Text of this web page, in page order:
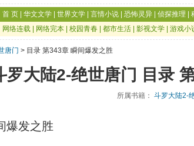
首 页 华文文学 世界文学 言情小说 恐怖灵异 侦探推理
网络连载
网络完本 校园青春 都市生活 影视文学 游戏小
唐门 > 目录 第343章 瞬间爆发之胜
罗大陆2-绝世唐门 目录
所属书籍： 斗罗大陆2-
发之胜